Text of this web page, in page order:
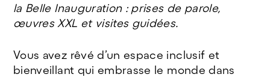
la Belle Inauguration : prises de parole,
œuvres XXL et visites guidées.
Vous avez rêvé d’un espace inclusif et
bienveillant qui embrasse le monde dans